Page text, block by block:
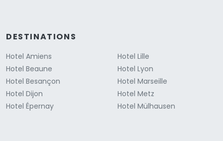
DESTINATIONS
Hotel Amiens
Hotel Beaune
Hotel Besançon
Hotel Dijon
Hotel Épernay
Hotel Lille
Hotel Lyon
Hotel Marseille
Hotel Metz
Hotel Mülhausen